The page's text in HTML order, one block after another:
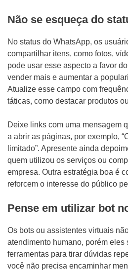
Não se esqueça do
No status do WhatsApp, os
compartilhar itens, como fotos,
pode usar esse aspecto a favor
vender mais e aumentar a
Atualize esse campo com
táticas, como destacar produtos
Deixe links com uma mensagem
a abrir as páginas, por exemplo,
limitado”. Apresente ainda
quem utilizou os serviços ou
empresa. Outra estratégia boa é
reforcem o interesse do público
Pense em utilizar bot
Os bots ou assistentes virtuais
atendimento humano, porém eles
ferramentas para tirar dúvidas
você não precisa encaminhar